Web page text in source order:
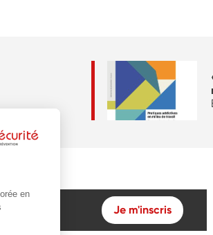
l'INRS ! Je m'inscris